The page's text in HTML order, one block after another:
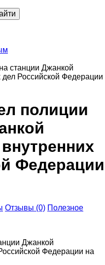
станции Джанкой
дел Российской Федерации
полиции
Федерации
Отзывы (0) Полезное
Джанкой
Федерации на